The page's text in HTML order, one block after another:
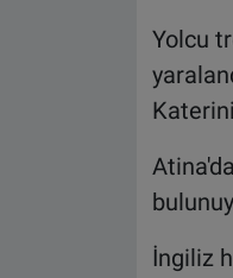
Yolcu
İngiliz